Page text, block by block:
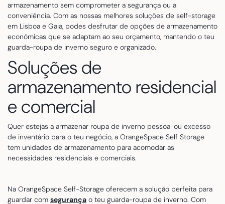
armazenamento sem comprometer a segurança ou a
conveniência. Com as nossas melhores soluções de self-storage
em Lisboa e Gaia, podes desfrutar de opções de armazenamento
económicas que se adaptam ao seu orçamento, mantendo o teu
guarda-roupa de inverno seguro e organizado.
Soluções de
armazenamento residencial
e comercial
Quer estejas a armazenar roupa de inverno pessoal ou excesso
de inventário para o teu negócio, a OrangeSpace Self Storage
tem unidades de armazenamento para acomodar as
necessidades residenciais e comerciais.
Na OrangeSpace Self-Storage oferecem a solução perfeita para
guardar com segurança o teu guarda-roupa de inverno. Com